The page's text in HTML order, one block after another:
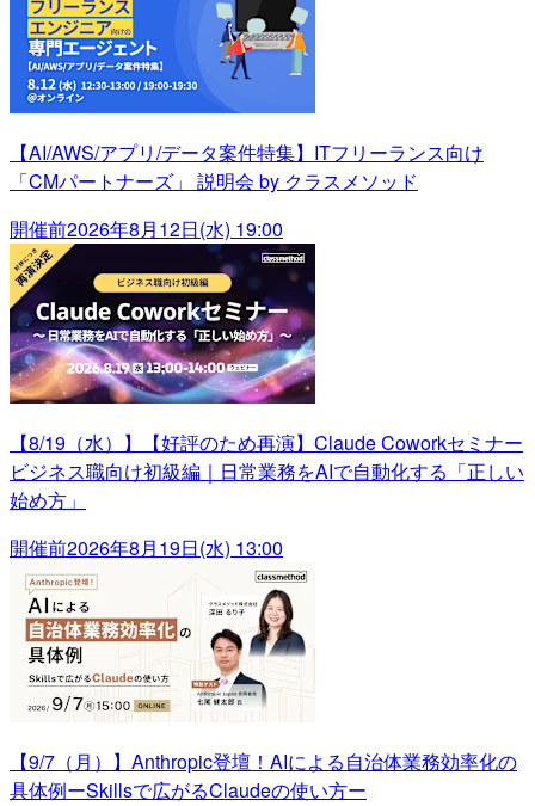
【AI/AWS/アプリ/データ案件特集】ITフリーランス向け
「CMパートナーズ」 説明会 by クラスメソッド
開催前2026年8月12日(水) 19:00
【8/19（水）】【好評のため再演】Claude Coworkセミナー
ビジネス職向け初級編｜日常業務をAIで自動化する「正しい
始め方」
開催前2026年8月19日(水) 13:00
【9/7（月）】Anthropic登壇！AIによる自治体業務効率化の
具体例ーSkillsで広がるClaudeの使い方ー